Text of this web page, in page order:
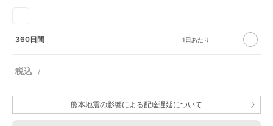
360日間
熊本地震の影響による配達遅延について